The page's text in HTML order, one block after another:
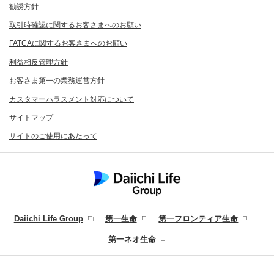
勧誘方針
取引時確認に関するお客さまへのお願い
FATCAに関するお客さまへのお願い
利益相反管理方針
お客さま第一の業務運営方針
カスタマーハラスメント対応について
サイトマップ
サイトのご使用にあたって
Daiichi Life Group 第一生命 第一フロンティア生命
第一ネオ生命